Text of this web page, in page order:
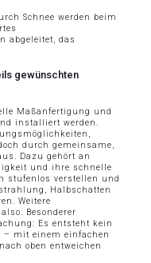
Schnee werden beim
abgeleitet, das
gewünschten
Maßanfertigung und
installiert werden.
durch gemeinsame,
Dazu gehört an
und ihre schnelle
stufenlos verstellen und
Halbschatten
Weitere
Besonderer
Es entsteht kein
– mit einem einfachen
oben entweichen